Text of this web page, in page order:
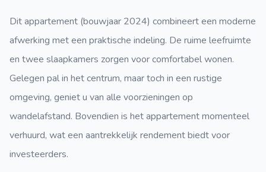
Dit appartement (bouwjaar 2024) combineert een moderne
afwerking met een praktische indeling. De ruime leefruimte
en twee slaapkamers zorgen voor comfortabel wonen.
Gelegen pal in het centrum, maar toch in een rustige
omgeving, geniet u van alle voorzieningen op
wandelafstand. Bovendien is het appartement momenteel
verhuurd, wat een aantrekkelijk rendement biedt voor
investeerders.